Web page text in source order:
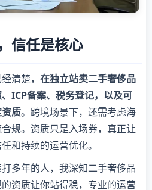
信任是核心
清楚， 在独立站卖二手奢侈品
ICP备案、税务登记，以及可
质。跨境场景下，还需考虑海
规。资质只是入场券，真正让
和持续的运营优化。
多年的人，我深知二手奢侈品
资质让你站得稳，专业的运营